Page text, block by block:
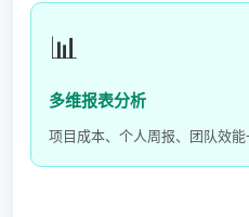
📊
多维报表分析
项目成本、个人周报、团队效